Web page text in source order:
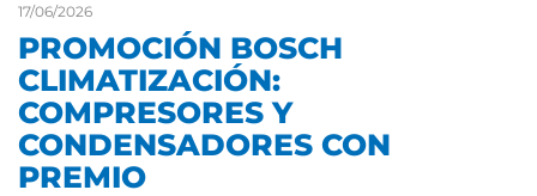
17/06/2026
PROMOCIÓN BOSCH
CLIMATIZACIÓN:
COMPRESORES Y
CONDENSADORES CON
PREMIO